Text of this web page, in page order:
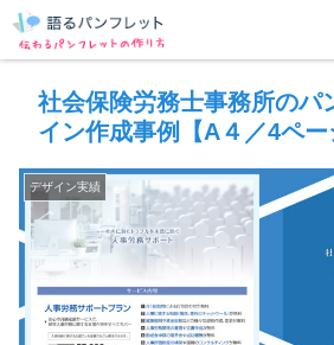
社会保険労務士事務所のパ
イン作成事例【A４／4ペー
デザイン実績